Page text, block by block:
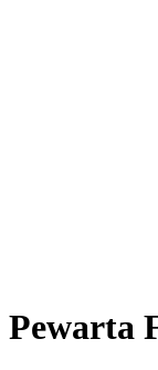
Pewarta